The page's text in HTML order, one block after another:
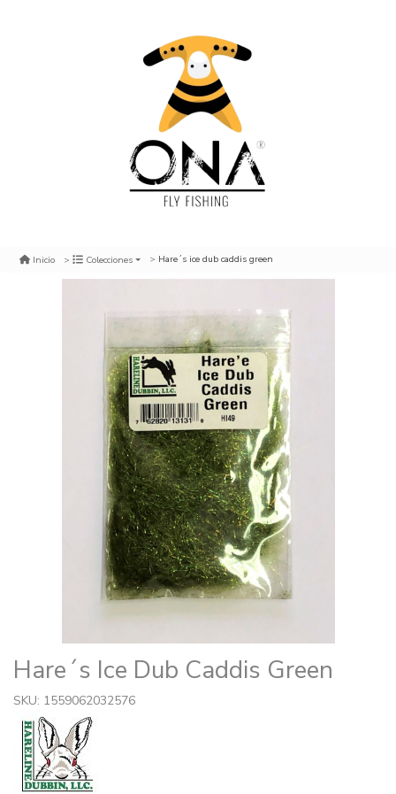
Inicio Colecciones Hare´s ice dub caddis green
Hare´s Ice Dub Caddis Green
SKU: 1559062032576